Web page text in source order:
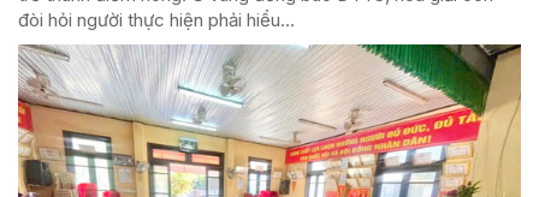
đòi hỏi người thực hiện phải hiểu...